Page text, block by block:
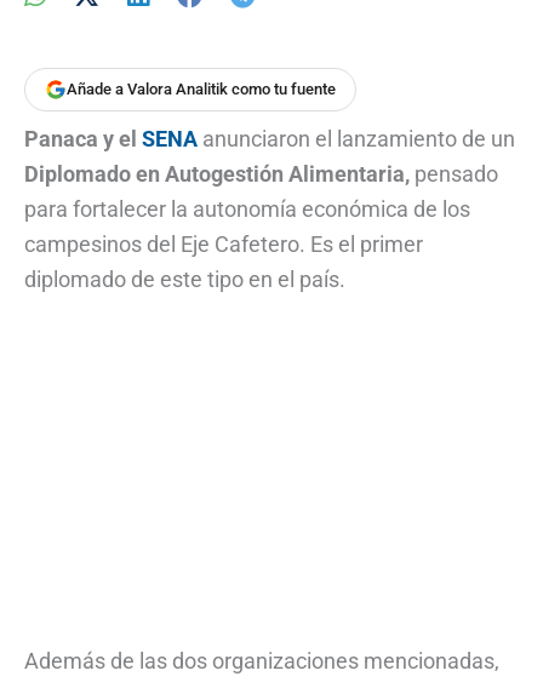
Añade a Valora Analitik como tu fuente
Panaca y el SENA anunciaron el lanzamiento de un
Diplomado en Autogestión Alimentaria, pensado
para fortalecer la autonomía económica de los
campesinos del Eje Cafetero. Es el primer
diplomado de este tipo en el país.
Además de las dos organizaciones mencionadas,